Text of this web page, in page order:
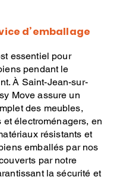
d’emballage
essentiel pour
pendant le
. À Saint-Jean-sur-
Move assure un
des meubles,
électroménagers, en
résistants et
emballés par nos
par notre
la sécurité et